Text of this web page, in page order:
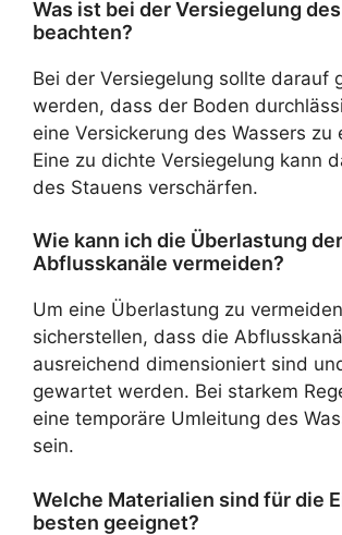
Was ist bei der Versiegelung
beachten?
Bei der Versiegelung sollte darauf
werden, dass der Boden
eine Versickerung des Wassers zu
Eine zu dichte Versiegelung kann
des Stauens verschärfen.
Wie kann ich die Überlastung der
Abflusskanäle vermeiden?
Um eine Überlastung zu
sicherstellen, dass die
ausreichend dimensioniert sind
gewartet werden. Bei starkem
eine temporäre Umleitung des
sein.
Welche Materialien sind für die
besten geeignet?